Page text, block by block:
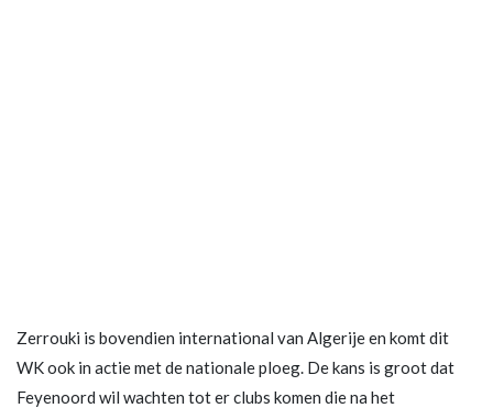
Zerrouki is bovendien international van Algerije en komt dit
WK ook in actie met de nationale ploeg. De kans is groot dat
Feyenoord wil wachten tot er clubs komen die na het